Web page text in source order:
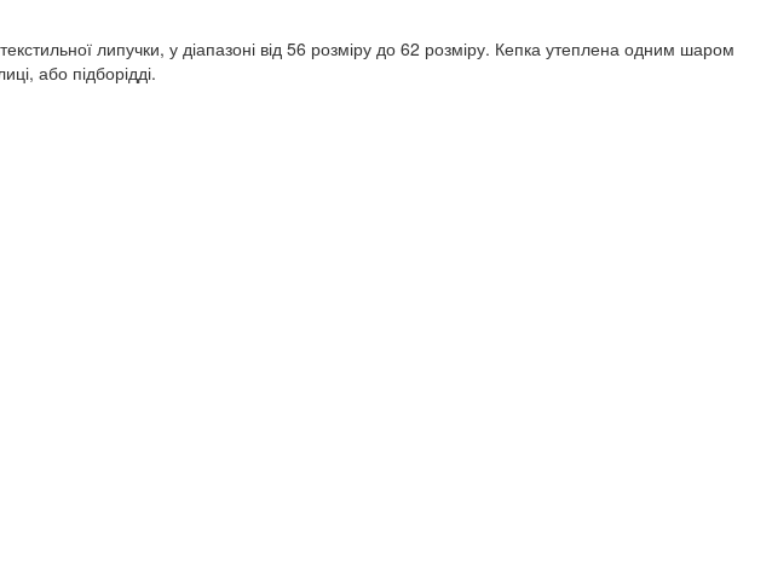
липучки, у діапазоні від 56 розміру до 62 розміру. Кепка утеплена одним шаром
або підборідді.